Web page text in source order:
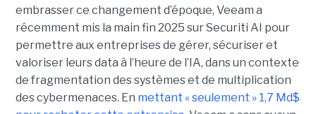
embrasser ce changement d’époque, Veeam a
récemment mis la main fin 2025 sur Securiti AI pour
permettre aux entreprises de gérer, sécuriser et
valoriser leurs data à l’heure de l’IA, dans un contexte
de fragmentation des systèmes et de multiplication
des cybermenaces. En mettant « seulement » 1,7 Md$